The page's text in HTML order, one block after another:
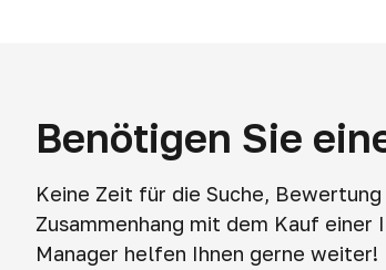
Benötigen Sie
Keine Zeit für die Suche,
Zusammenhang mit dem Kauf einer
Manager helfen Ihnen gerne